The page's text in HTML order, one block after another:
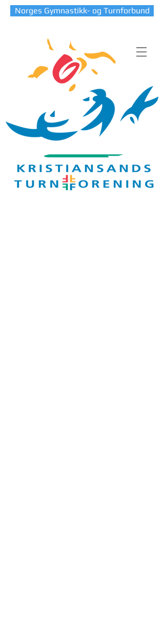
Norges Gymnastikk- og Turnforbund